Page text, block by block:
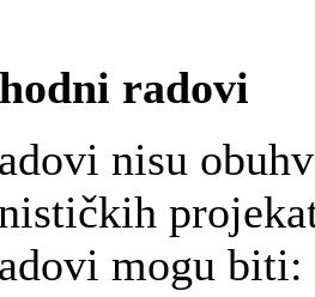
radovi
nisu
mogu biti: